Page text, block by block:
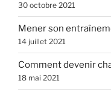
30 octobre 2021
Mener son
14 juillet 2021
Comment devenir
18 mai 2021